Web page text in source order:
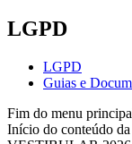
LGPD
LGPD
Guias e
Fim do menu
Início do conteúdo da